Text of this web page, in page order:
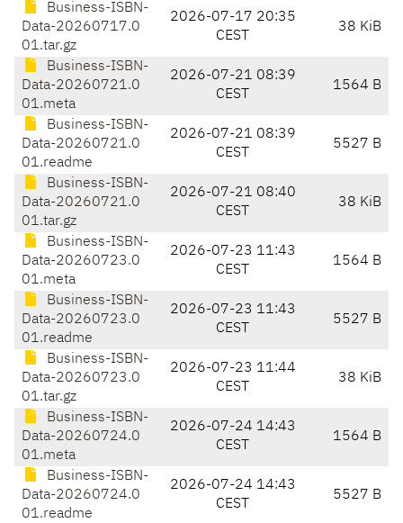
Business-ISBN-
Data-20260717.0
01.tar.gz
2026-07-17 20:35
CEST
38 KiB
Business-ISBN-
Data-20260721.0
01.meta
2026-07-21 08:39
CEST
1564 B
Business-ISBN-
Data-20260721.0
01.readme
2026-07-21 08:39
CEST
5527 B
Business-ISBN-
Data-20260721.0
01.tar.gz
2026-07-21 08:40
CEST
38 KiB
Business-ISBN-
Data-20260723.0
01.meta
2026-07-23 11:43
CEST
1564 B
Business-ISBN-
Data-20260723.0
01.readme
2026-07-23 11:43
CEST
5527 B
Business-ISBN-
Data-20260723.0
01.tar.gz
2026-07-23 11:44
CEST
38 KiB
Business-ISBN-
Data-20260724.0
01.meta
2026-07-24 14:43
CEST
1564 B
Business-ISBN-
Data-20260724.0
01.readme
2026-07-24 14:43
CEST
5527 B